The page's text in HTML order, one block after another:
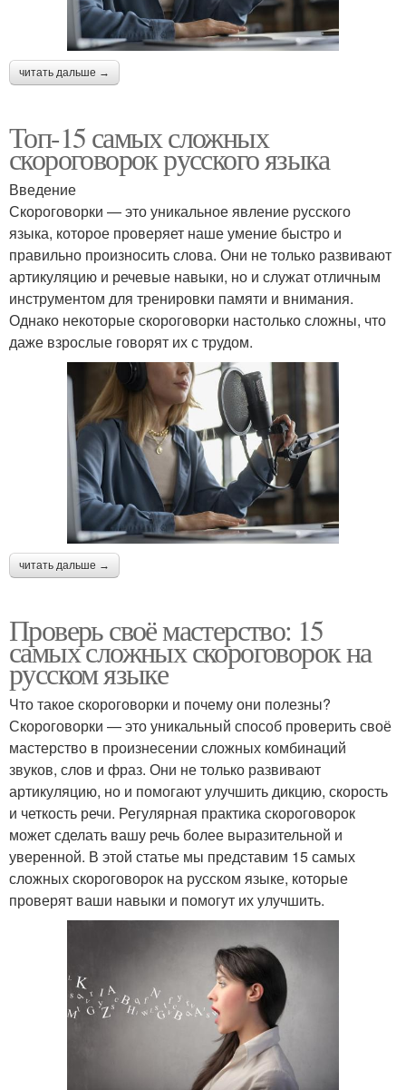
читать дальше →
Топ-15 самых сложных
скороговорок русского языка
Введение
Скороговорки — это уникальное явление русского
языка, которое проверяет наше умение быстро и
правильно произносить слова. Они не только развивают
артикуляцию и речевые навыки, но и служат отличным
инструментом для тренировки памяти и внимания.
Однако некоторые скороговорки настолько сложны, что
даже взрослые говорят их с трудом.
читать дальше →
Проверь своё мастерство: 15
самых сложных скороговорок на
русском языке
Что такое скороговорки и почему они полезны?
Скороговорки — это уникальный способ проверить своё
мастерство в произнесении сложных комбинаций
звуков, слов и фраз. Они не только развивают
артикуляцию, но и помогают улучшить дикцию, скорость
и четкость речи. Регулярная практика скороговорок
может сделать вашу речь более выразительной и
уверенной. В этой статье мы представим 15 самых
сложных скороговорок на русском языке, которые
проверят ваши навыки и помогут их улучшить.